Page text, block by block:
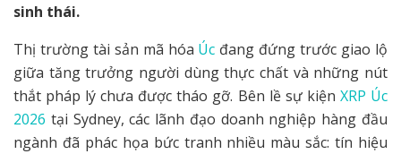
sinh thái.
Thị trường tài sản mã hóa Úc đang đứng trước giao lộ
giữa tăng trưởng người dùng thực chất và những nút
thắt pháp lý chưa được tháo gỡ. Bên lề sự kiện XRP Úc
2026 tại Sydney, các lãnh đạo doanh nghiệp hàng đầu
ngành đã phác họa bức tranh nhiều màu sắc: tín hiệu